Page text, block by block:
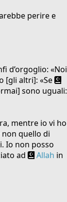
perire e
d’orgoglio: «Noi
[gli altri]: «Se
sono uguali:
mentre io vi ho
quello di
Io non posso
ad
Allah in